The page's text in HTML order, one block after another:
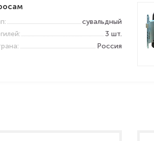
сувальдный
3 шт.
Россия